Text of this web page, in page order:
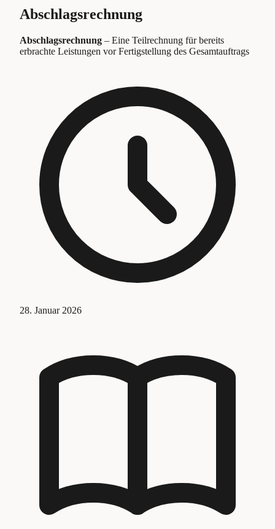
Abschlagsrechnung
Abschlagsrechnung – Eine Teilrechnung für bereits
erbrachte Leistungen vor Fertigstellung des Gesamtauftrags
28. Januar 2026